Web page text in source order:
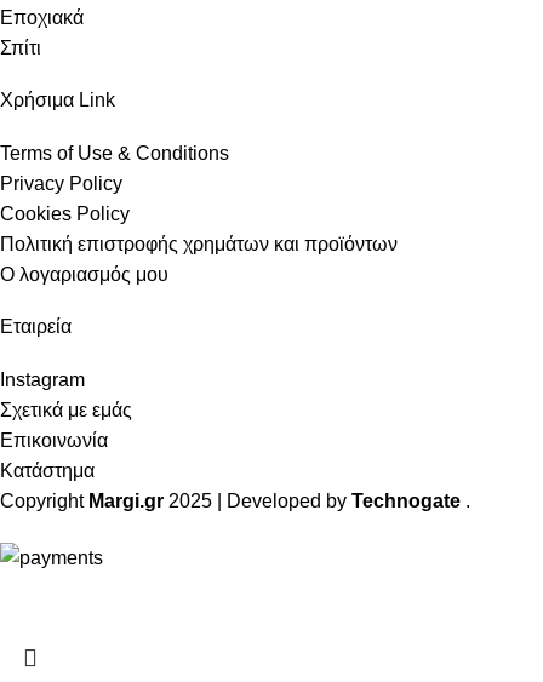
Εποχιακά
Σπίτι
Χρήσιμα Link
Terms of Use & Conditions
Privacy Policy
Cookies Policy
Πολιτική επιστροφής χρημάτων και προϊόντων
Ο λογαριασμός μου
Εταιρεία
Instagram
Σχετικά με εμάς
Επικοινωνία
Κατάστημα
Copyright Margi.gr 2025 | Developed by Technogate .